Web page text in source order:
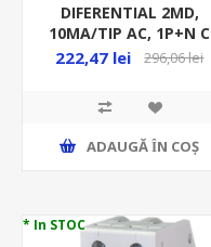
DIFERENTIAL 2MD,
10MA/TIP AC, 1P+N C
16A, 4.5KA, RCBO, EZ
222,47 lei 296,06 lei
ADAUGĂ ȊN COŞ
* In STOC